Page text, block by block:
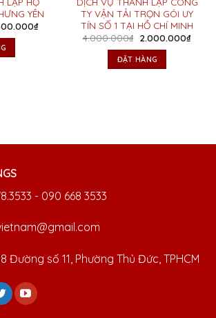
YÊN
₫Giá
TY VẬN TẢI TRỌN GÓI UY
TÍN SỐ 1 TẠI HỒ CHÍ MINH
4.000.000₫ Giá
là:
4.000.000₫.
2.000.000₫Giá
ĐẶT HÀNG
- 090 668 3533
Đường số 11, Phường Thủ Đức, TPHCM